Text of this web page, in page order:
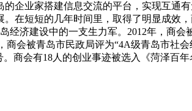
企业家搭建信息交流的平台，实现互通
在短短的几年时间里，取得了明显成效
济建设中的一支生力军。2012年，商会
会被青岛市民政局评为“4A级青岛市社会
商会有18人的创业事迹被选入《菏泽百